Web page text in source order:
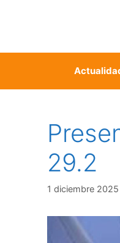
29.2
1 diciembre 2025